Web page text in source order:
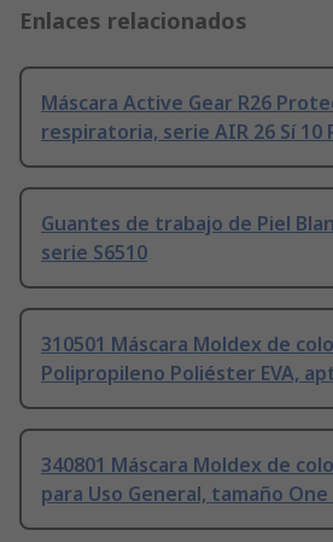
Enlaces relacionados
Máscara Active Gear R26
respiratoria, serie AIR 26 Sí 10
Guantes de trabajo de Piel
serie S6510
310501 Máscara Moldex de
Polipropileno Poliéster EVA,
340801 Máscara Moldex de
para Uso General, tamaño One